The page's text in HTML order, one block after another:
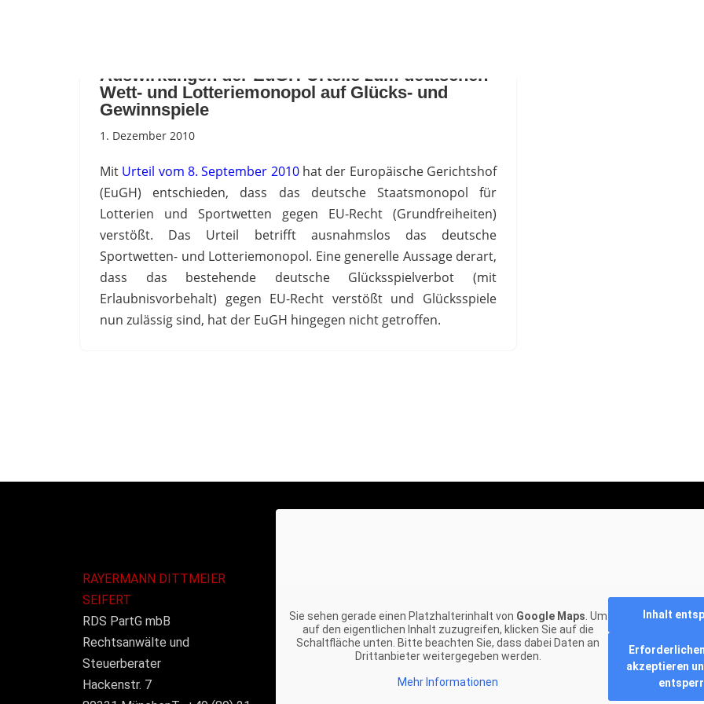
Auswirkungen der EuGH-Urteile zum deutschen
Wett- und Lotteriemonopol auf Glücks- und
Gewinnspiele
1. Dezember 2010
Mit Urteil vom 8. September 2010 hat der Europäische Gerichtshof
(EuGH) entschieden, dass das deutsche Staatsmonopol für
Lotterien und Sportwetten gegen EU-Recht (Grundfreiheiten)
verstößt. Das Urteil betrifft ausnahmslos das deutsche
Sportwetten- und Lotteriemonopol. Eine generelle Aussage derart,
dass das bestehende deutsche Glücksspielverbot (mit
Erlaubnisvorbehalt) gegen EU-Recht verstößt und Glücksspiele
nun zulässig sind, hat der EuGH hingegen nicht getroffen.
RAYERMANN DITTMEIER
SEIFERT
RDS PartG mbB
Rechtsanwälte und
Steuerberater
Hackenstr. 7
Sie sehen gerade einen Platzhalterinhalt von Google Maps . Um
auf den eigentlichen Inhalt zuzugreifen, klicken Sie auf die
Schaltfläche unten. Bitte beachten Sie, dass dabei Daten an
Drittanbieter weitergegeben werden.
Mehr Informationen
Inhalt
akzeptieren